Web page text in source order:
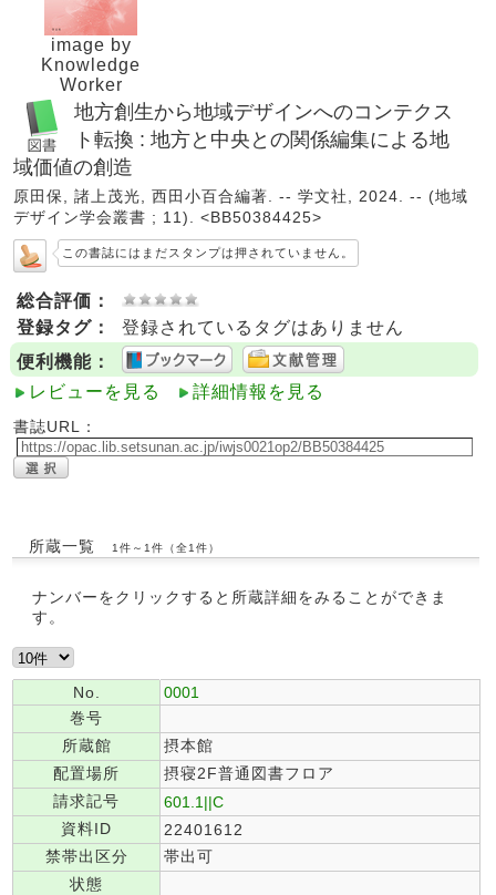
image by
Knowledge
Worker
地方創生から地域デザインへのコンテクス
ト転換 : 地方と中央との関係編集による地
域価値の創造
原田保, 諸上茂光, 西田小百合編著. -- 学文社, 2024. -- (地域
デザイン学会叢書 ; 11). <BB50384425>
この書誌にはまだスタンプは押されていません。
総合評価：
登録タグ：
登録されているタグはありません
便利機能：
レビューを見る
詳細情報を見る
書誌URL：
所蔵一覧 1件～1件（全1件）
ナンバーをクリックすると所蔵詳細をみることができま
す。
No.
0001
巻号
所蔵館
摂本館
配置場所
摂寝2F普通図書フロア
請求記号
601.1||C
資料ID
22401612
禁帯出区分
帯出可
状態